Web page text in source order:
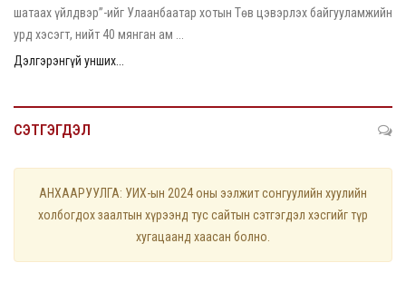
шатаах үйлдвэр”-ийг Улаанбаатар хотын Төв цэвэрлэх байгууламжийн
урд хэсэгт, нийт 40 мянган ам ...
Дэлгэрэнгүй унших...
СЭТГЭГДЭЛ
АНХААРУУЛГА: УИХ-ын 2024 оны ээлжит сонгуулийн хуулийн
холбогдох заалтын хүрээнд тус сайтын сэтгэгдэл хэсгийг түр
хугацаанд хаасан болно.